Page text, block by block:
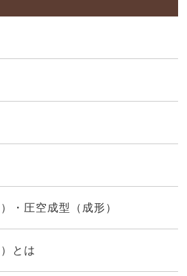
・圧空成型（成形）
とは